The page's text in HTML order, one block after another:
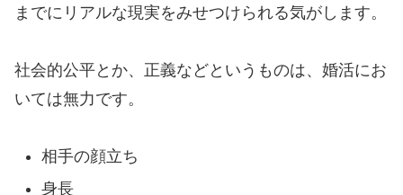
までにリアルな現実をみせつけられる気がします。
社会的公平とか、正義などというものは、婚活にお
いては無力です。
相手の顔立ち
身長